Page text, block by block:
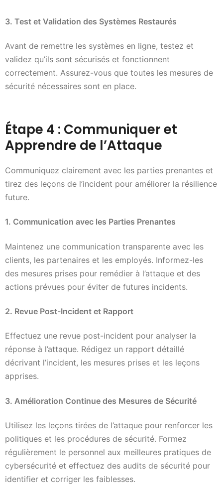
3. Test et Validation des Systèmes Restaurés
Avant de remettre les systèmes en ligne, testez et
validez qu’ils sont sécurisés et fonctionnent
correctement. Assurez-vous que toutes les mesures de
sécurité nécessaires sont en place.
Étape 4 : Communiquer et
Apprendre de l’Attaque
Communiquez clairement avec les parties prenantes et
tirez des leçons de l’incident pour améliorer la résilience
future.
1. Communication avec les Parties Prenantes
Maintenez une communication transparente avec les
clients, les partenaires et les employés. Informez-les
des mesures prises pour remédier à l’attaque et des
actions prévues pour éviter de futures incidents.
2. Revue Post-Incident et Rapport
Effectuez une revue post-incident pour analyser la
réponse à l’attaque. Rédigez un rapport détaillé
décrivant l’incident, les mesures prises et les leçons
apprises.
3. Amélioration Continue des Mesures de Sécurité
Utilisez les leçons tirées de l’attaque pour renforcer les
politiques et les procédures de sécurité. Formez
régulièrement le personnel aux meilleures pratiques de
cybersécurité et effectuez des audits de sécurité pour
identifier et corriger les faiblesses.